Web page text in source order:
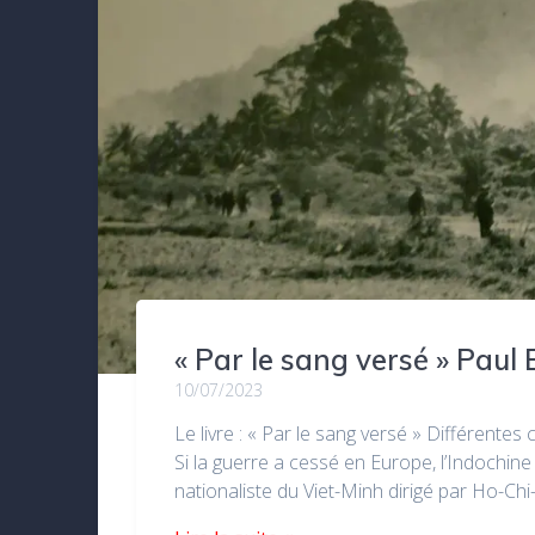
« Par le sang versé » Paul
10/07/2023
Le livre : « Par le sang versé »
Si la guerre a cessé en Europe,
nationaliste du Viet-Minh dirigé par Ho-